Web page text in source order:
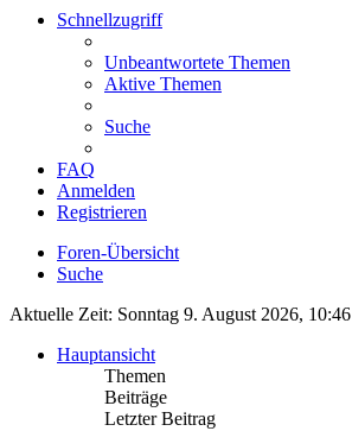
Schnellzugriff
Unbeantwortete Themen
Aktive Themen
Suche
FAQ
Anmelden
Registrieren
Foren-Übersicht
Suche
Aktuelle Zeit: Sonntag 9. August 2026, 10:46
Hauptansicht
Themen
Beiträge
Letzter Beitrag